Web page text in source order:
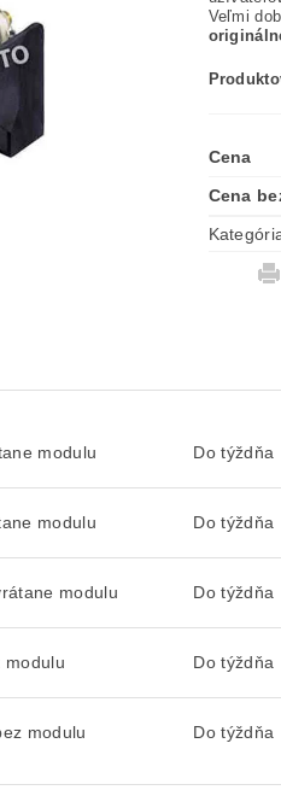
Veľmi
Cena
Cena
modulu Do týždňa
modulu Do týždňa
modulu Do týždňa
modulu Do týždňa
modulu Do týždňa